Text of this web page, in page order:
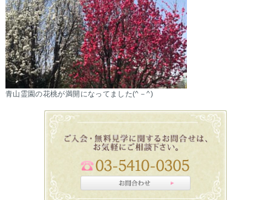
青山霊園の花桃が満開になってました(^－^)